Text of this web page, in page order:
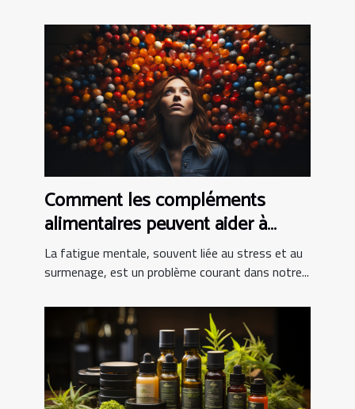
Comment les compléments
alimentaires peuvent aider à
combattre la fatigue mentale
La fatigue mentale, souvent liée au stress et au
surmenage, est un problème courant dans notre...